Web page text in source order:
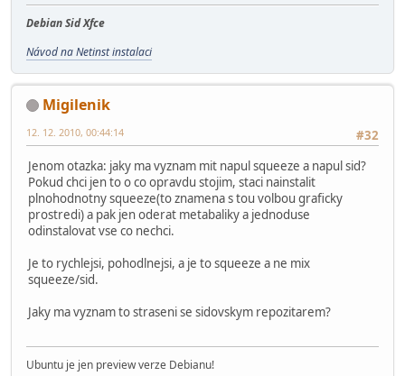
Debian Sid Xfce
Návod na Netinst instalaci
Migilenik
#32
12. 12. 2010, 00:44:14
Jenom otazka: jaky ma vyznam mit napul squeeze a napul sid?
Pokud chci jen to o co opravdu stojim, staci nainstalit
plnohodnotny squeeze(to znamena s tou volbou graficky
prostredi) a pak jen oderat metabaliky a jednoduse
odinstalovat vse co nechci.
Je to rychlejsi, pohodlnejsi, a je to squeeze a ne mix
squeeze/sid.
Jaky ma vyznam to straseni se sidovskym repozitarem?
Ubuntu je jen preview verze Debianu!